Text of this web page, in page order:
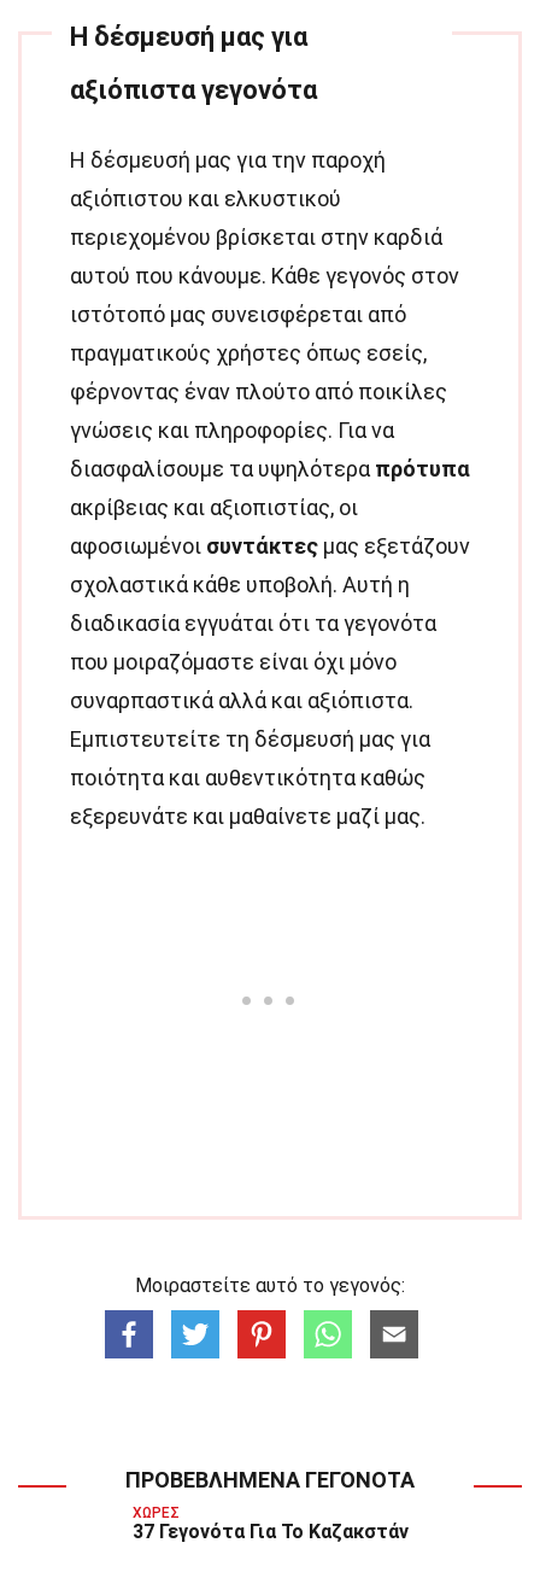
Η δέσμευσή μας για
αξιόπιστα γεγονότα
Η δέσμευσή μας για την παροχή
αξιόπιστου και ελκυστικού
περιεχομένου βρίσκεται στην καρδιά
αυτού που κάνουμε. Κάθε γεγονός στον
ιστότοπό μας συνεισφέρεται από
πραγματικούς χρήστες όπως εσείς,
φέρνοντας έναν πλούτο από ποικίλες
γνώσεις και πληροφορίες. Για να
διασφαλίσουμε τα υψηλότερα πρότυπα
ακρίβειας και αξιοπιστίας, οι
αφοσιωμένοι συντάκτες μας εξετάζουν
σχολαστικά κάθε υποβολή. Αυτή η
διαδικασία εγγυάται ότι τα γεγονότα
που μοιραζόμαστε είναι όχι μόνο
συναρπαστικά αλλά και αξιόπιστα.
Εμπιστευτείτε τη δέσμευσή μας για
ποιότητα και αυθεντικότητα καθώς
εξερευνάτε και μαθαίνετε μαζί μας.
Μοιραστείτε αυτό το γεγονός:
ΠΡΟΒΕΒΛΗΜΈΝΑ ΓΕΓΟΝΌΤΑ
ΧΏΡΕΣ
37 Γεγονότα Για Το Καζακστάν